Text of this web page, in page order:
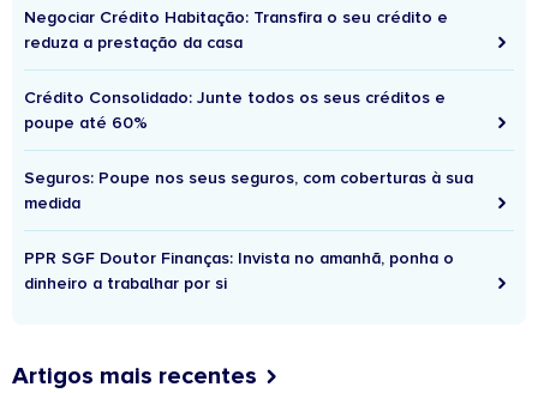
Negociar Crédito Habitação: Transfira o seu crédito e
reduza a prestação da casa
Crédito Consolidado: Junte todos os seus créditos e
poupe até 60%
Seguros: Poupe nos seus seguros, com coberturas à sua
medida
PPR SGF Doutor Finanças: Invista no amanhã, ponha o
dinheiro a trabalhar por si
Artigos mais recentes